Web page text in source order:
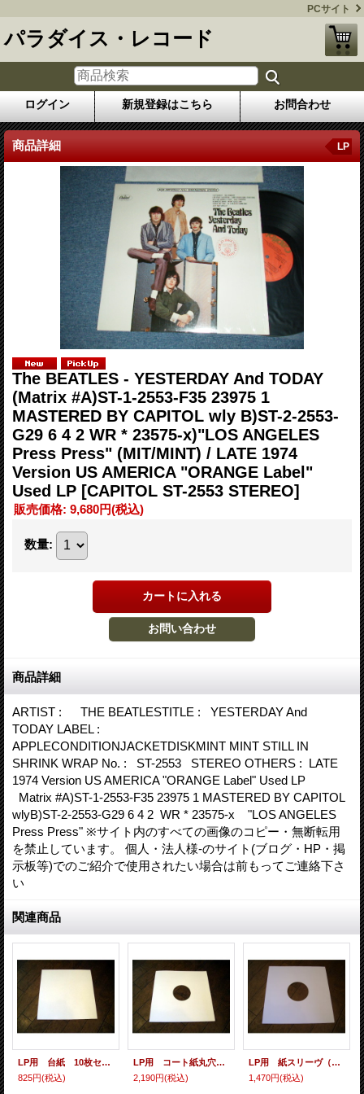
PCサイト
パラダイス・レコード
ログイン 新規登録はこちら お問合わせ
商品詳細 LP
The BEATLES - YESTERDAY And TODAY
(Matrix #A)ST-1-2553-F35 23975 1
MASTERED BY CAPITOL wly B)ST-2-2553-
G29 6 4 2 WR * 23575-x)"LOS ANGELES
Press Press" (MIT/MINT) / LATE 1974
Version US AMERICA "ORANGE Label"
Used LP [CAPITOL ST-2553 STEREO]
販売価格: 9,680円(税込)
数量:
商品詳細
ARTIST : THE BEATLESTITLE : YESTERDAY And
TODAY LABEL :
APPLECONDITIONJACKETDISKMINT MINT STILL IN
SHRINK WRAP No. : ST-2553 STEREO OTHERS : LATE
1974 Version US AMERICA "ORANGE Label" Used LP
Matrix #A)ST-1-2553-F35 23975 1 MASTERED BY CAPITOL
wlyB)ST-2-2553-G29 6 4 2 WR * 23575-x "LOS ANGELES
Press Press" ※サイト内のすべての画像のコピー・無断転用
を禁止しています。 個人・法人様-のサイト(ブログ・HP・掲
示板等)でのご紹介で使用されたい場合は前もってご連絡下さ
い
関連商品
LP用 台紙 10枚セット
825円(税込)
LP用 コート紙丸穴ジャケ 10枚セット
2,190円(税込)
LP用 紙スリーヴ（レギュラー 四角の角） 10枚セット
1,470円(税込)